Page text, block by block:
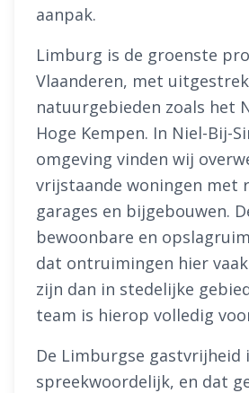
aanpak.
Limburg is de groenste
Vlaanderen, met
natuurgebieden zoals het
Hoge Kempen. In Niel-Bij-
omgeving vinden wij
vrijstaande woningen met
garages en bijgebouwen.
bewoonbare en
dat ontruimingen hier
zijn dan in stedelijke
team is hierop volledig
De Limburgse gastvrijheid
spreekwoordelijk, en dat